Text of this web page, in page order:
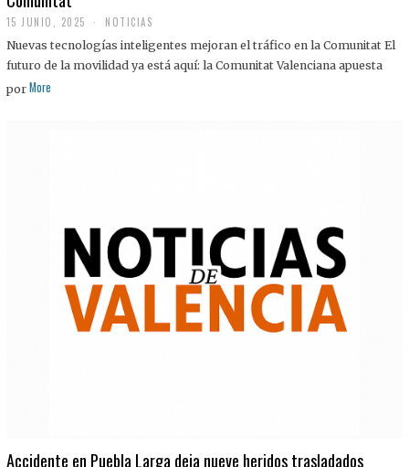
15 JUNIO, 2025 NOTICIAS
Nuevas tecnologías inteligentes mejoran el tráfico en la Comunitat El
futuro de la movilidad ya está aquí: la Comunitat Valenciana apuesta
por More
Accidente en Puebla Larga deja nueve heridos trasladados